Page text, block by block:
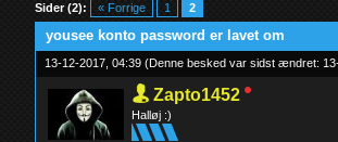
Sider (2): « Forrige 1 2
yousee konto password er lavet om
13-12-2017, 04:39(Denne besked var sidst ændret:
Zapto1452
Halløj :)